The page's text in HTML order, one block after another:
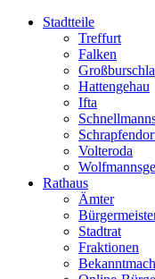
Stadtteile
Treffurt
Falken
Großburschla
Hattengehau
Ifta
Volteroda
Rathaus
Ämter
Stadtrat
Fraktionen